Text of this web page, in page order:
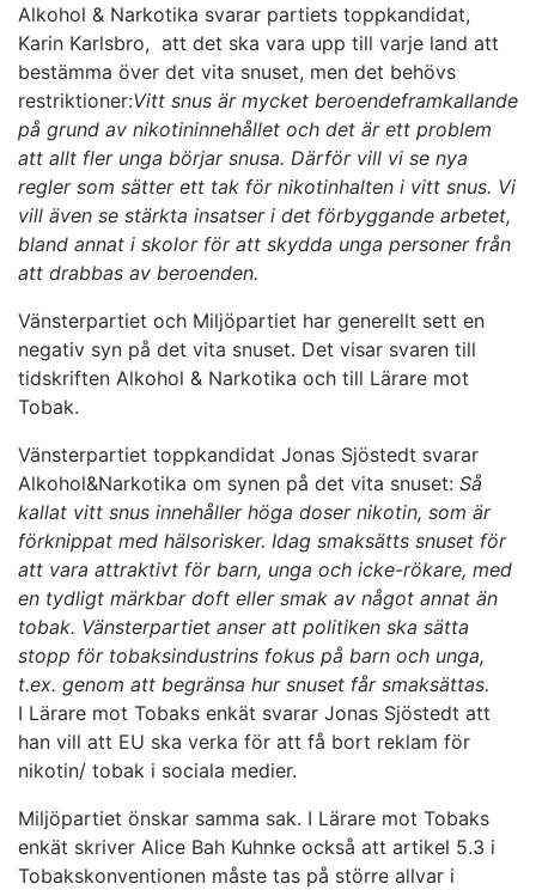
Alkohol & Narkotika svarar partiets toppkandidat,
Karin Karlsbro, att det ska vara upp till varje land att
bestämma över det vita snuset, men det behövs
restriktioner:Vitt snus är mycket beroendeframkallande
på grund av nikotininnehållet och det är ett problem
att allt fler unga börjar snusa. Därför vill vi se nya
regler som sätter ett tak för nikotinhalten i vitt snus. Vi
vill även se stärkta insatser i det förbyggande arbetet,
bland annat i skolor för att skydda unga personer från
att drabbas av beroenden.
Vänsterpartiet och Miljöpartiet har generellt sett en
negativ syn på det vita snuset. Det visar svaren till
tidskriften Alkohol & Narkotika och till Lärare mot
Tobak.
Vänsterpartiet toppkandidat Jonas Sjöstedt svarar
Alkohol&Narkotika om synen på det vita snuset: Så
kallat vitt snus innehåller höga doser nikotin, som är
förknippat med hälsorisker. Idag smaksätts snuset för
att vara attraktivt för barn, unga och icke-rökare, med
en tydligt märkbar doft eller smak av något annat än
tobak. Vänsterpartiet anser att politiken ska sätta
stopp för tobaksindustrins fokus på barn och unga,
t.ex. genom att begränsa hur snuset får smaksättas.
I Lärare mot Tobaks enkät svarar Jonas Sjöstedt att
han vill att EU ska verka för att få bort reklam för
nikotin/ tobak i sociala medier.
Miljöpartiet önskar samma sak. I Lärare mot Tobaks
enkät skriver Alice Bah Kuhnke också att artikel 5.3 i
Tobakskonventionen måste tas på större allvar i